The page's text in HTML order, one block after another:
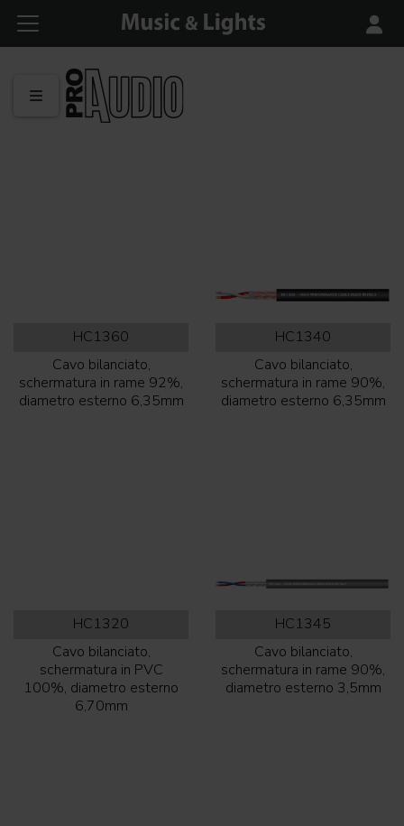
HC1360
Cavo bilanciato,
schermatura in rame 92%,
diametro esterno 6,35mm
HC1340
Cavo bilanciato,
schermatura in rame 90%,
diametro esterno 6,35mm
HC1320
Cavo bilanciato,
schermatura in PVC
100%, diametro esterno
6,70mm
HC1345
Cavo bilanciato,
schermatura in rame 90%,
diametro esterno 3,5mm